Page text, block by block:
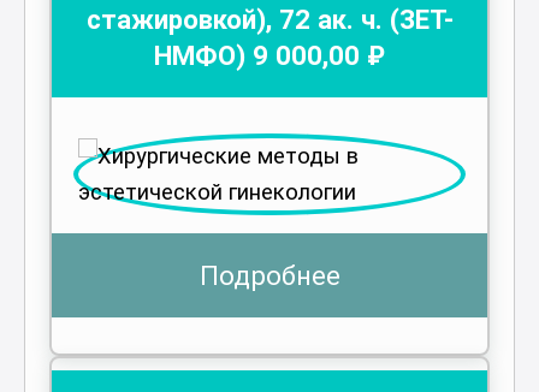
стажировкой), 72 ак. ч. (ЗЕТ-
НМФО) 9 000,00 ₽
Подробнее